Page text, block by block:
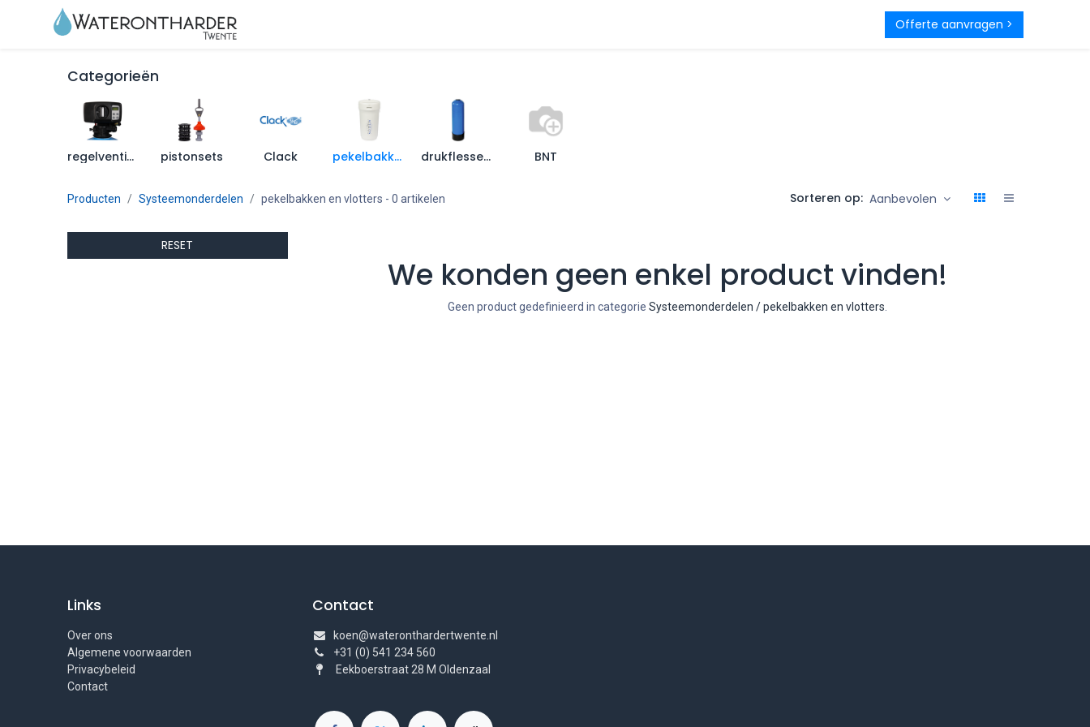
Offerte aanvragen >
Categorieën
regelventielen pistonsets Clack pekelbakken en vlotters drukflessen en stijgbuizen BNT
Producten Systeemonderdelen pekelbakken en vlotters - 0 artikelen Sorteren op: Aanbevolen
RESET
We konden geen enkel product vinden!
Geen product gedefinieerd in categorieSysteemonderdelen / pekelbakken en vlotters
Links
Over ons
Algemene voorwaarden
Privacybeleid
Contact
Contact
koen@wateronthardertwente.nl
+31 (0) 541 234 560
Eekboerstraat 28 M Oldenzaal